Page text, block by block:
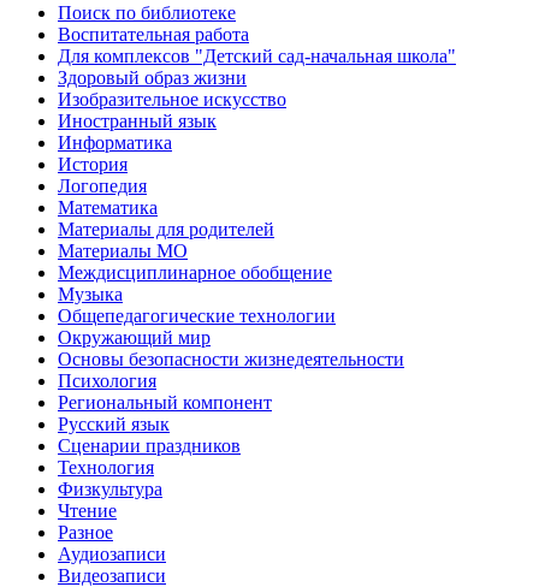
Поиск по библиотеке
Воспитательная работа
Для комплексов "Детский сад-начальная школа"
Здоровый образ жизни
Изобразительное искусство
Иностранный язык
Информатика
История
Логопедия
Математика
Материалы для родителей
Материалы МО
Междисциплинарное обобщение
Музыка
Общепедагогические технологии
Окружающий мир
Основы безопасности жизнедеятельности
Психология
Региональный компонент
Русский язык
Сценарии праздников
Технология
Физкультура
Чтение
Разное
Аудиозаписи
Видеозаписи